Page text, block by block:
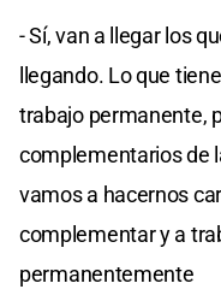
- Sí, van a llegar los
llegando. Lo que
trabajo permanente,
complementarios de
vamos a hacernos
complementar y a
permanentemente